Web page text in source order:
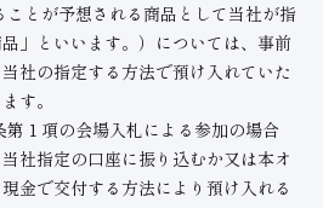
ことが予想される商品として当社が指
」といいます。）については、事前
社の指定する方法で預け入れていた
す。
第１項の会場入札による参加の場合
社指定の口座に振り込むか又は本オ
金で交付する方法により預け入れる